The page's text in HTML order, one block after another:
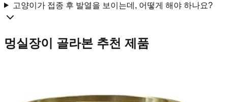
고양이가 접종 후 발열을 보이는데, 어떻게 해야 하나요?
멍실장이 골라본 추천 제품